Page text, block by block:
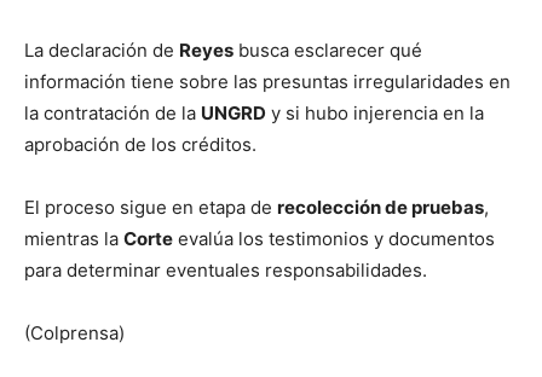
La declaración de Reyes busca esclarecer qué
información tiene sobre las presuntas irregularidades en
la contratación de la UNGRD y si hubo injerencia en la
aprobación de los créditos.
El proceso sigue en etapa de recolección de pruebas,
mientras la Corte evalúa los testimonios y documentos
para determinar eventuales responsabilidades.
(Colprensa)